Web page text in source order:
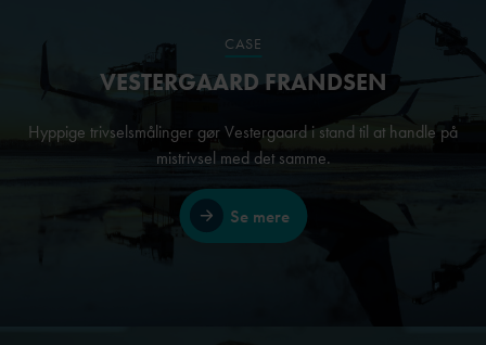
CASE
VESTERGAARD FRANDSEN
Hyppige trivselsmålinger gør Vestergaard i stand til at handle på
mistrivsel med det samme.
Se mere